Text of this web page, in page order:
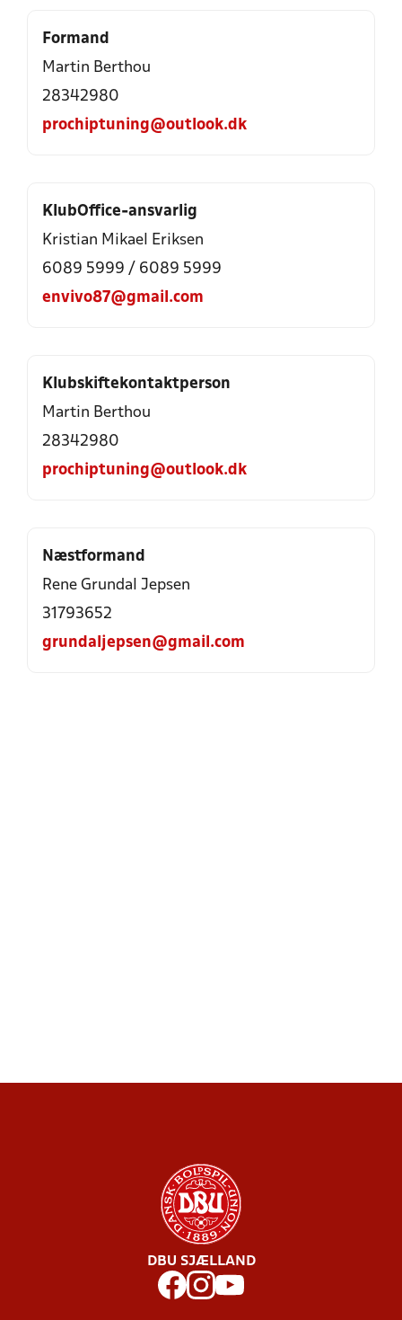
Formand
Martin Berthou
28342980
prochiptuning@outlook.dk
KlubOffice-ansvarlig
Kristian Mikael Eriksen
6089 5999 / 6089 5999
envivo87@gmail.com
Klubskiftekontaktperson
Martin Berthou
28342980
prochiptuning@outlook.dk
Næstformand
Rene Grundal Jepsen
31793652
grundaljepsen@gmail.com
DBU SJÆLLAND